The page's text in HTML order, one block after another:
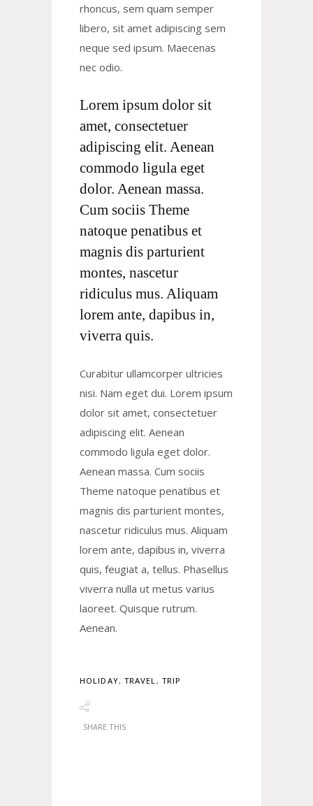
rhoncus, sem quam semper
libero, sit amet adipiscing sem
neque sed ipsum. Maecenas
nec odio.
Lorem ipsum dolor sit
amet, consectetuer
adipiscing elit. Aenean
commodo ligula eget
dolor. Aenean massa.
Cum sociis Theme
natoque penatibus et
magnis dis parturient
montes, nascetur
ridiculus mus. Aliquam
lorem ante, dapibus in,
viverra quis.
Curabitur ullamcorper ultricies
nisi. Nam eget dui. Lorem ipsum
dolor sit amet, consectetuer
adipiscing elit. Aenean
commodo ligula eget dolor.
Aenean massa. Cum sociis
Theme natoque penatibus et
magnis dis parturient montes,
nascetur ridiculus mus. Aliquam
lorem ante, dapibus in, viverra
quis, feugiat a, tellus. Phasellus
viverra nulla ut metus varius
laoreet. Quisque rutrum.
Aenean.
HOLIDAY, TRAVEL , TRIP
SHARE THIS